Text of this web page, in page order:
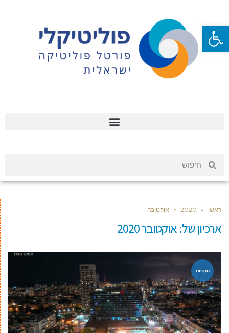
ראשי »
2020
» אוקטובר
ארכיון של:אוקטובר 2020
חדשות
פתח סרגל נגישות